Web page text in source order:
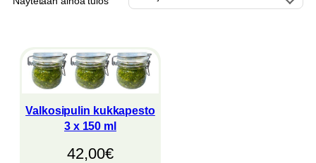
Valkosipulin kukkapesto
3 x 150 ml
42,00€